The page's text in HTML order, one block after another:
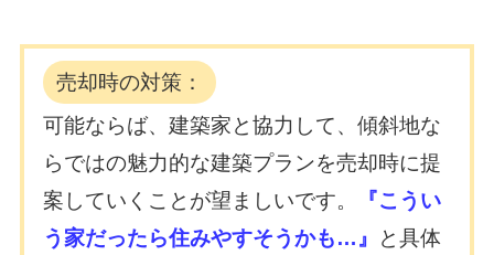
売却時の対策：
可能ならば、建築家と協力して、傾斜地な
らではの魅力的な建築プランを売却時に提
案していくことが望ましいです。
『こうい
う家だったら住みやすそうかも…』
と具体